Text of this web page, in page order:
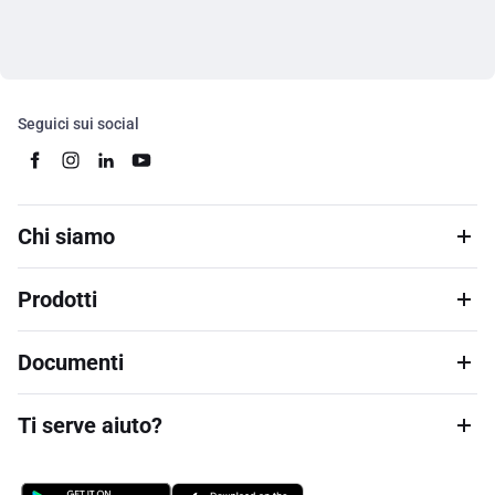
Seguici sui social
Chi siamo
Prodotti
Documenti
Ti serve aiuto?